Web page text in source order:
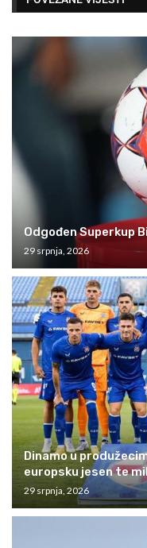
Odgođen Superkup
29 srpnja, 2026
Dinamo u
europsku jesen te
29 srpnja, 2026